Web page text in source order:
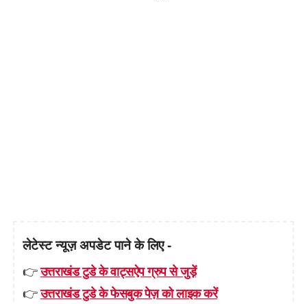
लेटेस्ट न्यूज़ अपडेट पाने के लिए -
👉उत्तराखंड टुडे के वाट्सऐप ग्रुप से जुड़ें
👉उत्तराखंड टुडे के फेसबुक पेज़ को लाइक करें